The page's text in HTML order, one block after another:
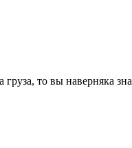
груза, то вы наверняка